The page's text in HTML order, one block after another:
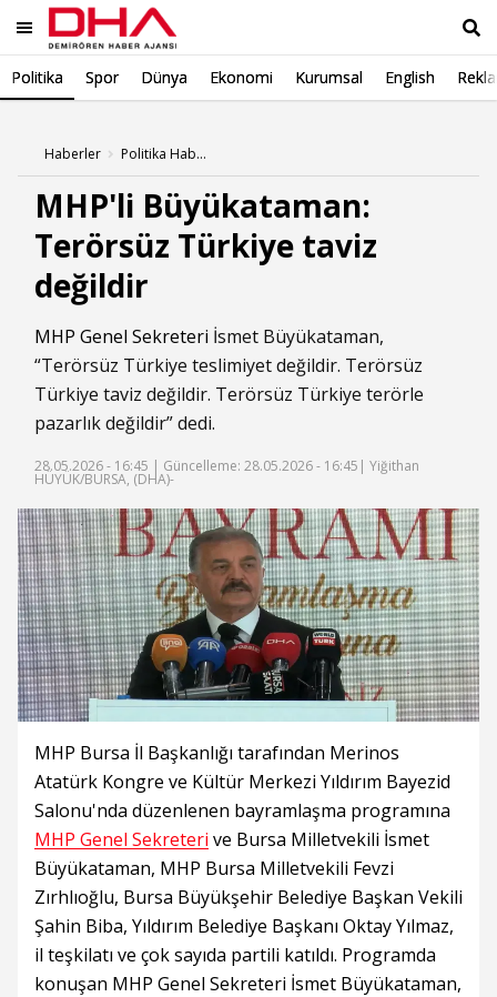
Politika Spor Dünya Ekonomi Kurumsal English
Haberler Politika Haberleri
MHP'li Büyükataman:
Terörsüz Türkiye taviz
değildir
MHP Genel Sekreteri İsmet Büyükataman,
“Terörsüz Türkiye teslimiyet değildir. Terörsüz
Türkiye taviz değildir. Terörsüz Türkiye terörle
pazarlık değildir” dedi.
28.05.2026 - 16:45 | Güncelleme: 28.05.2026 - 16:45 | Yiğithan
HÜYÜK/BURSA, (DHA)-
MHP Bursa İl Başkanlığı tarafından Merinos
Atatürk Kongre ve Kültür Merkezi Yıldırım Bayezid
Salonu'nda düzenlenen bayramlaşma programına
MHP Genel Sekreteri ve Bursa Milletvekili İsmet
Büyükataman, MHP Bursa Milletvekili Fevzi
Zırhlıoğlu, Bursa Büyükşehir Belediye Başkan Vekili
Şahin Biba, Yıldırım Belediye Başkanı Oktay Yılmaz,
il teşkilatı ve çok sayıda partili katıldı. Programda
konuşan MHP Genel Sekreteri İsmet Büyükataman,